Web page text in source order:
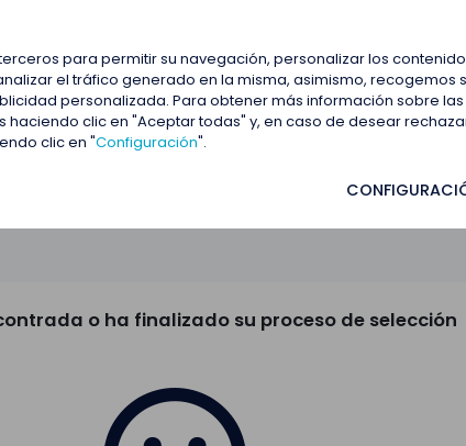
para permitir su navegación, personalizar los
el tráfico generado en la misma, asimismo, recogemos
personalizada. Para obtener más información sobre
clic en "Aceptar todas" y, en caso de desear
clic en "Configuración".
o ha finalizado su proceso de selección